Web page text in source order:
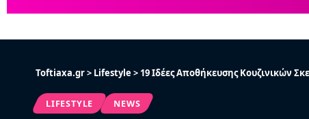
Toftiaxa.gr> Lifestyle> 19 Ιδέες Αποθήκευσης Κουζινικών
LIFESTYLE NEWS